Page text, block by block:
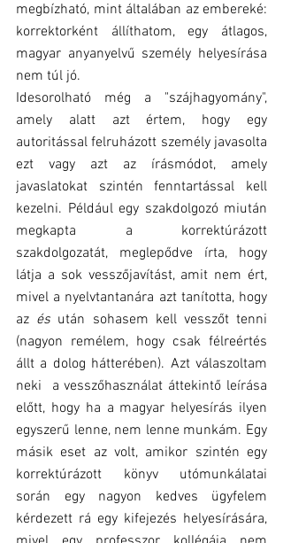
megbízható, mint általában az embereké:
korrektorként állíthatom, egy átlagos,
magyar anyanyelvű személy helyesírása
nem túl jó.
Idesorolható még a "szájhagyomány",
amely alatt azt értem, hogy egy
autoritással felruházott személy javasolta
ezt vagy azt az írásmódot, amely
javaslatokat szintén fenntartással kell
kezelni. Például egy szakdolgozó miután
megkapta a korrektúrázott
szakdolgozatát, meglepődve írta, hogy
látja a sok vesszőjavítást, amit nem ért,
mivel a nyelvtantanára azt tanította, hogy
az és után sohasem kell vesszőt tenni
(nagyon remélem, hogy csak félreértés
állt a dolog hátterében). Azt válaszoltam
neki  a vesszőhasználat áttekintő leírása
előtt, hogy ha a magyar helyesírás ilyen
egyszerű lenne, nem lenne munkám. Egy
másik eset az volt, amikor szintén egy
korrektúrázott könyv utómunkálatai
során egy nagyon kedves ügyfelem
kérdezett rá egy kifejezés helyesírására,